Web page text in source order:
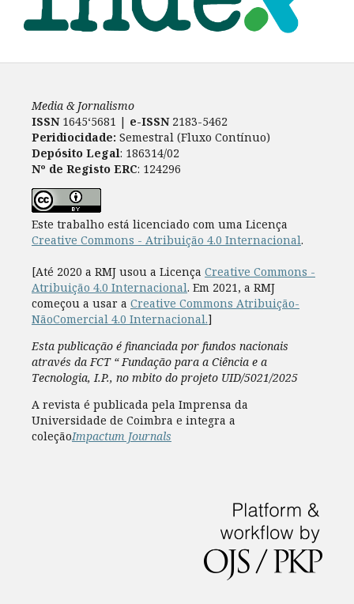
Media & Jornalismo
ISSN 1645‘5681 | e-ISSN2183-5462
Peridiocidade: Semestral (Fluxo Contínuo)
Depósito Legal: 186314/02
Nº de Registo ERC: 124296
Este trabalho está licenciado com uma Licença
Creative Commons - Atribuição 4.0 Internacional.
[Até 2020 a RMJ usou a Licença Creative Commons -
Atribuição 4.0 Internacional. Em 2021, a RMJ
começou a usar a Creative Commons Atribuição-
NãoComercial 4.0 Internacional.]
Esta publicação é financiada por fundos nacionais
através da FCT “ Fundação para a Ciência e a
Tecnologia, I.P., no mbito do projeto UID/5021/2025
A revista é publicada pela Imprensa da
Universidade de Coimbra e integra a
coleçãoImpactum Journals